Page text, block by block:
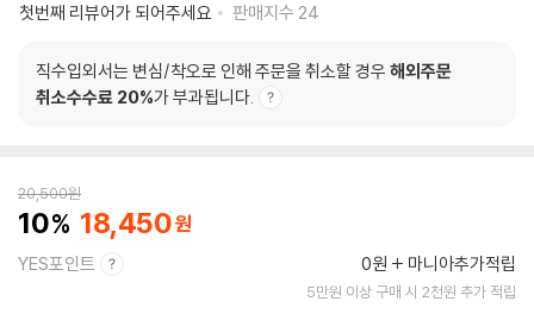
첫번째 리뷰어가 되어주세요
판매지수 24
직수입외서는 변심/착오로 인해 주문을 취소할 경우 해외주문
취소수수료 20%가 부과됩니다.
20,500원
10 18,450
YES포인트 0원 마니아추가적립
5만원 이상 구매 시 2천원 추가 적립